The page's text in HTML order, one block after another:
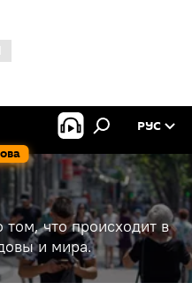
РУС
том, что происходит в
и мира.